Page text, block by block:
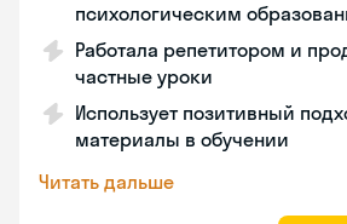
психологическим
Работала репетитором и
частные уроки
Использует позитивный
материалы в обучении
Читать дальше